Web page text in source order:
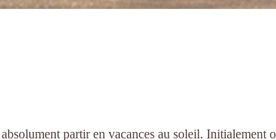
partir en vacances au soleil. Initialement